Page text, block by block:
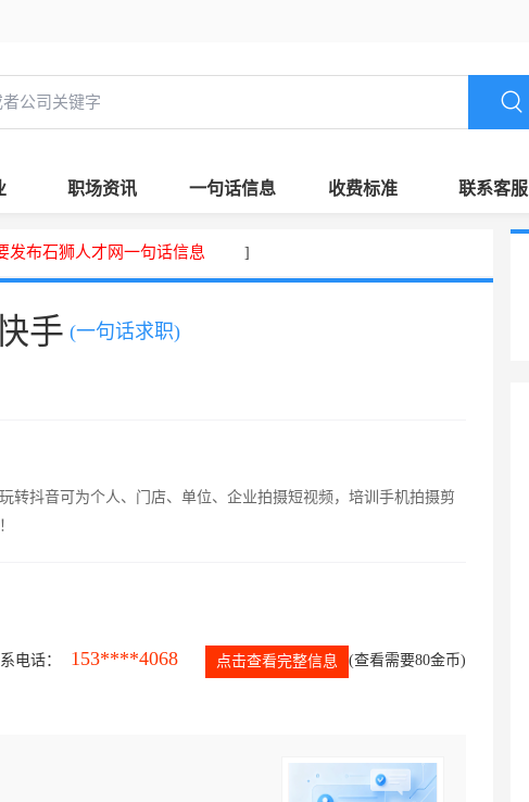
职场资讯 一句话信息 收费标准 联系客服
发布石狮人才网一句话信息 ]
手 (一句话求职)
转抖音可为个人、门店、单位、企业拍摄短视频，培训手机拍摄剪
电话： 153****4068 点击查看完整信息 (查看需要80金币)